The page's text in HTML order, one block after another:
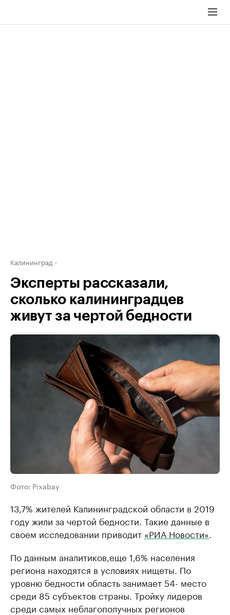
Калининград
Эксперты рассказали,
сколько калининградцев
живут за чертой бедности
Фото: Pixabay
13,7% жителей Калининградской области в 2019
году жили за чертой бедности. Такие данные в
своем исследовании приводит «РИА Новости»
По данным аналитиков,еще 1,6% населения
региона находятся в условиях нищеты. По
уровню бедности область занимает 54- место
среди 85 субъектов страны. Тройку лидеров
среди самых неблагополучных регионов